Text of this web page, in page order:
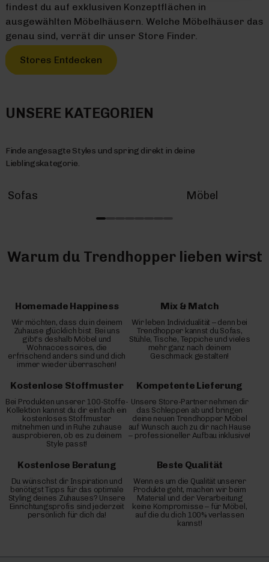
findest du auf exklusiven Konzeptflächen in
ausgewählten Möbelhäusern. Welche Möbelhäuser das
genau sind, verrät dir unser Store Finder.
Stores Entdecken
UNSERE KATEGORIEN
Finde angesagte Styles und spring direkt in deine
Lieblingskategorie.
Sofas Möbel
Warum du Trendhopper lieben wirst
Homemade Happiness
Wir möchten, dass du in deinem
Zuhause glücklich bist. Bei uns
gibt's deshalb Möbel und
Wohnaccessoires, die
erfrischend anders sind und dich
immer wieder überraschen!
Mix & Match
Wir leben Individualität – denn bei
Trendhopper kannst du Sofas,
Stühle, Tische, Teppiche und vieles
mehr ganz nach deinem
Geschmack gestalten!
Kostenlose Stoffmuster
Bei Produkten unserer 100-Stoffe-
Kollektion kannst du dir einfach ein
kostenloses Stoffmuster
mitnehmen und in Ruhe zuhause
ausprobieren, ob es zu deinem
Style passt!
Kompetente Lieferung
Unsere Store-Partner nehmen dir
das Schleppen ab und bringen
deine neuen Trendhopper Möbel
auf Wunsch auch zu dir nach Hause
– professioneller Aufbau inklusive!
Kostenlose Beratung
Du wünschst dir Inspiration und
benötigst Tipps für das optimale
Styling deines Zuhauses? Unsere
Einrichtungsprofis sind jederzeit
persönlich für dich da!
Beste Qualität
Wenn es um die Qualität unserer
Produkte geht, machen wir beim
Material und der Verarbeitung
keine Kompromisse – für Möbel,
auf die du dich 100% verlassen
kannst!